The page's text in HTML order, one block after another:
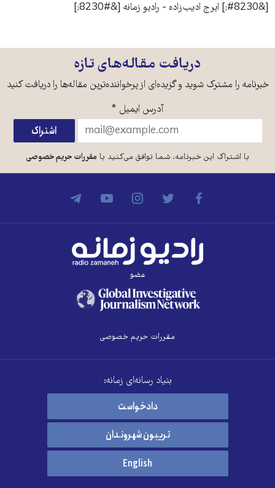
[&#8230;] ایرج ادیب‌زاده - رادیو زمانه [&#8230;]
دریافت مقاله‌های تازه
خبرنامه را مشترک شوید و گزیده‌ای از پرخواننده‌ترین مقاله‌ها را دریافت کنید
آدرس ایمیل *
با اشتراک این خبرنامه، شما توافق می‌کنید بامقررات حریم خصوصی
عضو
مقررات حریم خصوصی
بنیاد رسانه‌ای زمانه:
دادخواست
تریبون شهروندان
English